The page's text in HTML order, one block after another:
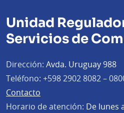
Unidad
Servicios de
Dirección: Avda. Uruguay 988
Teléfono: +598 2902 8082 –
Contacto
Horario de atención: De lunes